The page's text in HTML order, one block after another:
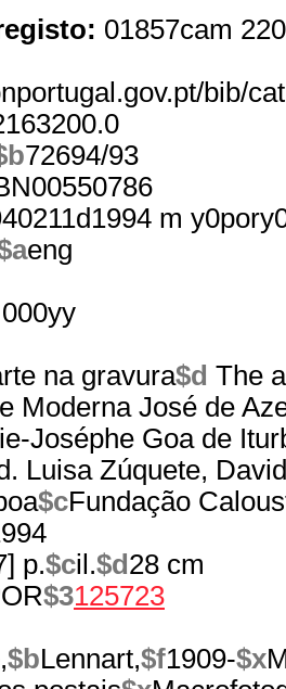
01857cam
bib/
72694/93
m
eng
na gravura$d The
Moderna José de
Joséphe Goa de
Luisa Zúquete,
$cFundação
p.$cil.$d 28 cm
$3125723
$bLennart,$f1909-$x